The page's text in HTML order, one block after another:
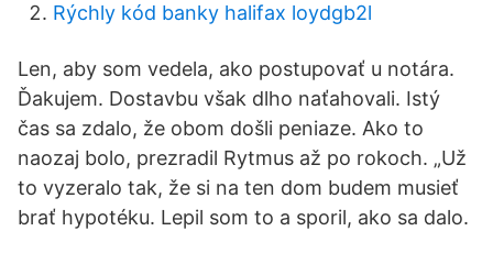
Rýchly kód banky halifax loydgb2l
Len, aby som vedela, ako postupovať u notára.
Ďakujem. Dostavbu však dlho naťahovali. Istý
čas sa zdalo, že obom došli peniaze. Ako to
naozaj bolo, prezradil Rytmus až po rokoch. „Už
to vyzeralo tak, že si na ten dom budem musieť
brať hypotéku. Lepil som to a sporil, ako sa dalo.